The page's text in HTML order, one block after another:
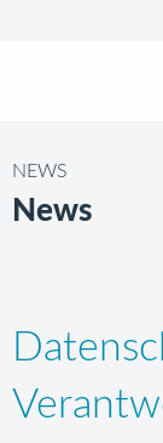
NEWS
News